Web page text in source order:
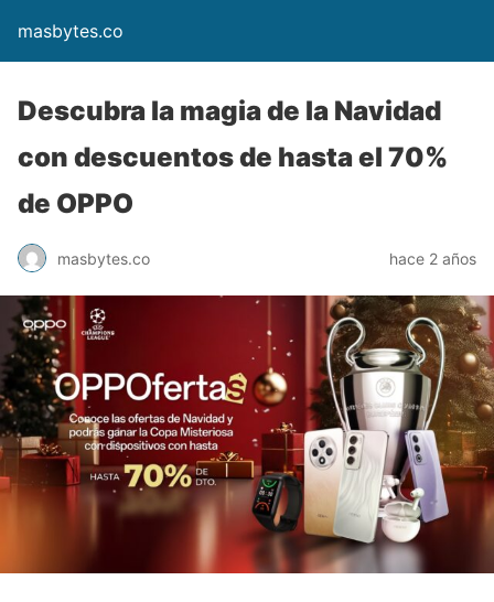
masbytes.co
Descubra la magia de la Navidad
con descuentos de hasta el 70%
de OPPO
masbytes.co hace 2 años